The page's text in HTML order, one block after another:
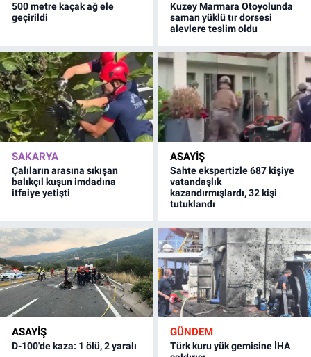
500 metre kaçak ağ ele
geçirildi
Kuzey Marmara Otoyolunda
saman yüklü tır dorsesi
alevlere teslim oldu
SAKARYA
Çalıların arasına sıkışan
balıkçıl kuşun imdadına
itfaiye yetişti
ASAYİŞ
Sahte ekspertizle 687 kişiye
vatandaşlık
kazandırmışlardı, 32 kişi
tutuklandı
ASAYİŞ
D-100'de kaza: 1 ölü, 2 yaralı
GÜNDEM
Türk kuru yük gemisine İHA